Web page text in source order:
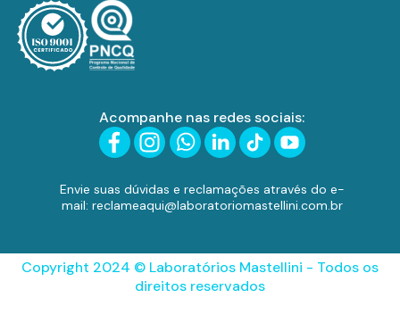
Acompanhe nas redes sociais:
Envie suas dúvidas e reclamações através do e-
mail: reclameaqui@laboratoriomastellini.com.br
Copyright 2024 © Laboratórios Mastellini - Todos os
direitos reservados